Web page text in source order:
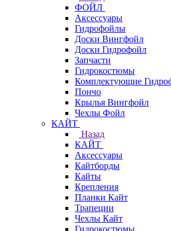
ФОЙЛ
Аксессуары
Гидрофойлы
Доски Вингфойл
Доски Гидрофойл
Запчасти
Гидрокостюмы
Комплектующие
Пончо
Крылья Вингфойл
Чехлы Фойл
КАЙТ
Назад
КАЙТ
Аксессуары
Кайтборды
Кайты
Крепления
Планки Кайт
Трапеции
Чехлы Кайт
Гидрокостюмы